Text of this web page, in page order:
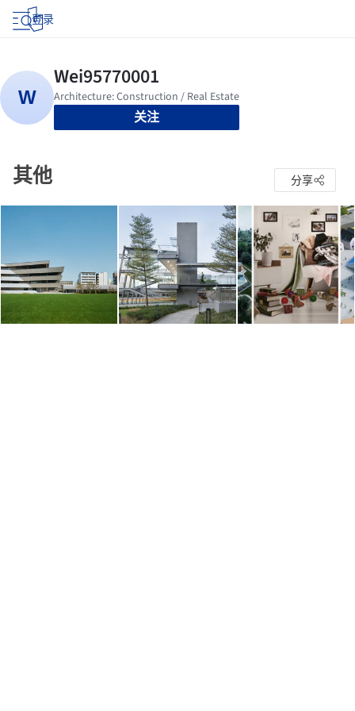
登录
关注
其他 分享